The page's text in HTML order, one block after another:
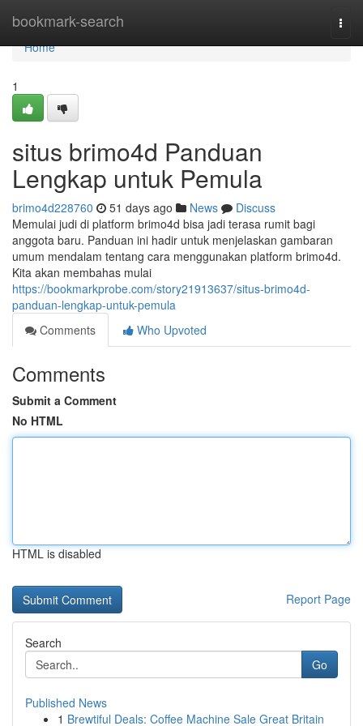
bookmark-search
Home
Home
1
situs brimo4d Panduan
Lengkap untuk Pemula
brimo4d228760 51 days ago News
Discuss
Memulai judi di platform brimo4d bisa jadi terasa rumit bagi
anggota baru. Panduan ini hadir untuk menjelaskan gambaran
umum mendalam tentang cara menggunakan platform brimo4d.
Kita akan membahas mulai
https://bookmarkprobe.com/story21913637/situs-brimo4d-
panduan-lengkap-untuk-pemula
Comments
Who Upvoted
Comments
Submit a Comment
No HTML
HTML is disabled
Report Page
Search
Go
Published News
1 Brewtiful Deals: Coffee Machine Sale Great Britain